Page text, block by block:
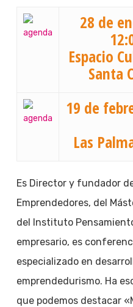
28 de
Espacio
Santa
19 de
Las
Es Director y fundador
Emprendedores, del
del Instituto
empresario, es
especializado en
emprendedurismo. Ha
que podemos destacar